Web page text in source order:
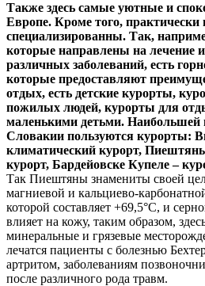
Также здесь самые уютные и
Европе. Кроме того, практически
специализированны. Так,
которые направлены на лечение
различных заболеваний, есть
которые предоставляют
отдых, есть детские курорты,
пожилых людей, курорты для
маленькими детьми. Наибольшей
Словакии пользуются курорты:
климатический курорт,
курорт, Бардейовске Купеле –
Так Пиештяны знамениты своей
магниевой и кальциево-
которой составляет +69,5°C, и
влияет на кожу, таким образом,
минеральные и грязевые
лечатся пациенты с болезнью
артритом, заболеваниям
после различного рода травм.